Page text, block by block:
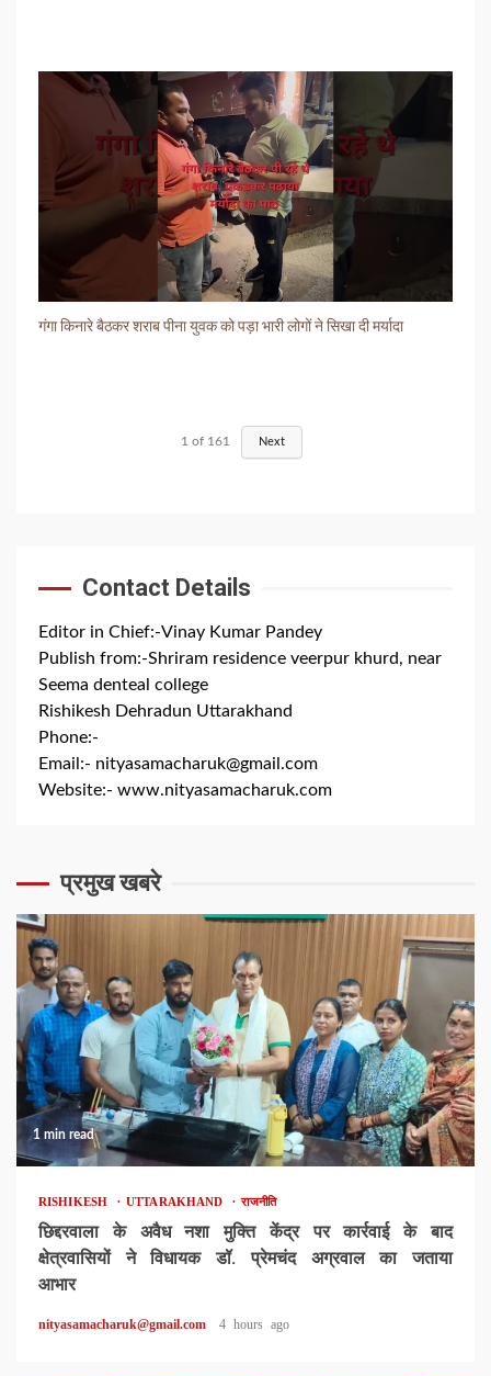
गंगा किनारे बैठकर शराब पीना युवक को पड़ा भारी लोगों ने सिखा दी मर्यादा
1 of 161 Next
Contact Details
Editor in Chief:-Vinay Kumar Pandey
Publish from:-Shriram residence veerpur khurd, near
Seema denteal college
Rishikesh Dehradun Uttarakhand
Phone:-
Email:- nityasamacharuk@gmail.com
Website:- www.nityasamacharuk.com
प्रमुख खबरे
1 min read
RISHIKESH UTTARAKHAND राजनीति
छिद्दरवाला के अवैध नशा मुक्ति केंद्र पर कार्रवाई के बाद
क्षेत्रवासियों ने विधायक डॉ. प्रेमचंद अग्रवाल का जताया
आभार
nityasamacharuk@gmail.com 4 hours ago